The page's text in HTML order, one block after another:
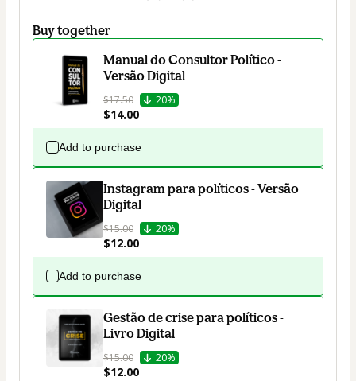
Buy together
Manual do Consultor Político -
Versão Digital
$17.50 20%
$14.00
Add to purchase
Instagram para políticos - Versão
Digital
$15.00 20%
$12.00
Add to purchase
Gestão de crise para políticos -
Livro Digital
$15.00 20%
$12.00